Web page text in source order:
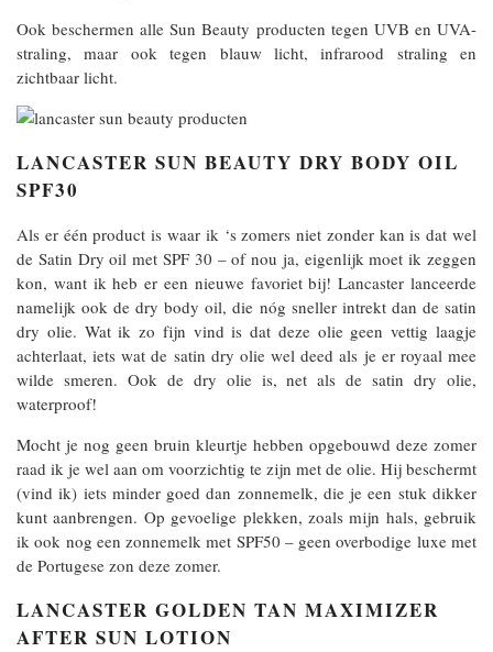
Ook beschermen alle Sun Beauty producten tegen UVB en UVA-
straling, maar ook tegen blauw licht, infrarood straling en
zichtbaar licht.
LANCASTER SUN BEAUTY DRY BODY OIL
SPF30
Als er één product is waar ik ‘s zomers niet zonder kan is dat wel
de Satin Dry oil met SPF 30 – of nou ja, eigenlijk moet ik zeggen
kon, want ik heb er een nieuwe favoriet bij! Lancaster lanceerde
namelijk ook de dry body oil, die nóg sneller intrekt dan de satin
dry olie. Wat ik zo fijn vind is dat deze olie geen vettig laagje
achterlaat, iets wat de satin dry olie wel deed als je er royaal mee
wilde smeren. Ook de dry olie is, net als de satin dry olie,
waterproof!
Mocht je nog geen bruin kleurtje hebben opgebouwd deze zomer
raad ik je wel aan om voorzichtig te zijn met de olie. Hij beschermt
(vind ik) iets minder goed dan zonnemelk, die je een stuk dikker
kunt aanbrengen. Op gevoelige plekken, zoals mijn hals, gebruik
ik ook nog een zonnemelk met SPF50 – geen overbodige luxe met
de Portugese zon deze zomer.
LANCASTER GOLDEN TAN MAXIMIZER
AFTER SUN LOTION